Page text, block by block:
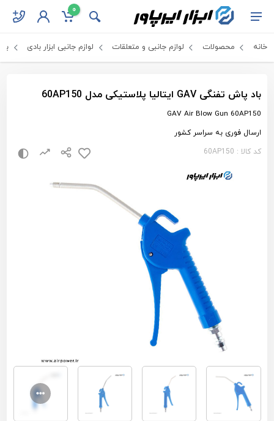
0
خانه محصولات لوازم جانبی و متعلقات لوازم جانبی ابزار بادی
باد پاش تفنگی GAV ایتالیا پلاستیکی مدل 60AP150
GAV Air Blow Gun 60AP150
ارسال فوری به سراسر کشور
کد کالا : 60AP150